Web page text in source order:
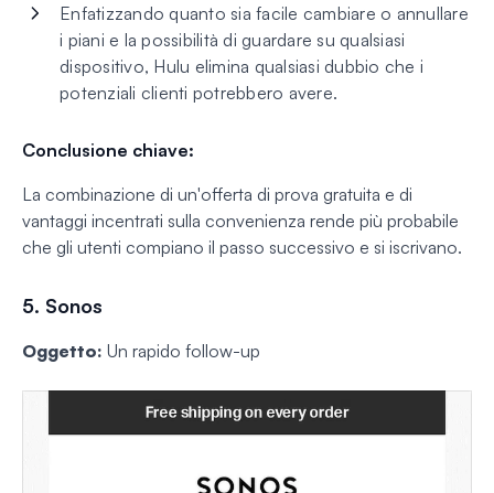
Enfatizzando quanto sia facile cambiare o annullare
i piani e la possibilità di guardare su qualsiasi
dispositivo, Hulu elimina qualsiasi dubbio che i
potenziali clienti potrebbero avere.
Conclusione chiave:
La combinazione di un'offerta di prova gratuita e di
vantaggi incentrati sulla convenienza rende più probabile
che gli utenti compiano il passo successivo e si iscrivano.
5. Sonos
Oggetto: Un rapido follow-up